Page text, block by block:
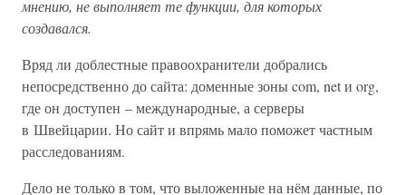
мнению, не выполняет те функции, для которых
создавался.
Вряд ли доблестные правоохранители добрались
непосредственно до сайта: доменные зоны com, net и org,
где он доступен – международные, а серверы
в Швейцарии. Но сайт и впрямь мало поможет частным
расследованиям.
Дело не только в том, что выложенные на нём данные, по